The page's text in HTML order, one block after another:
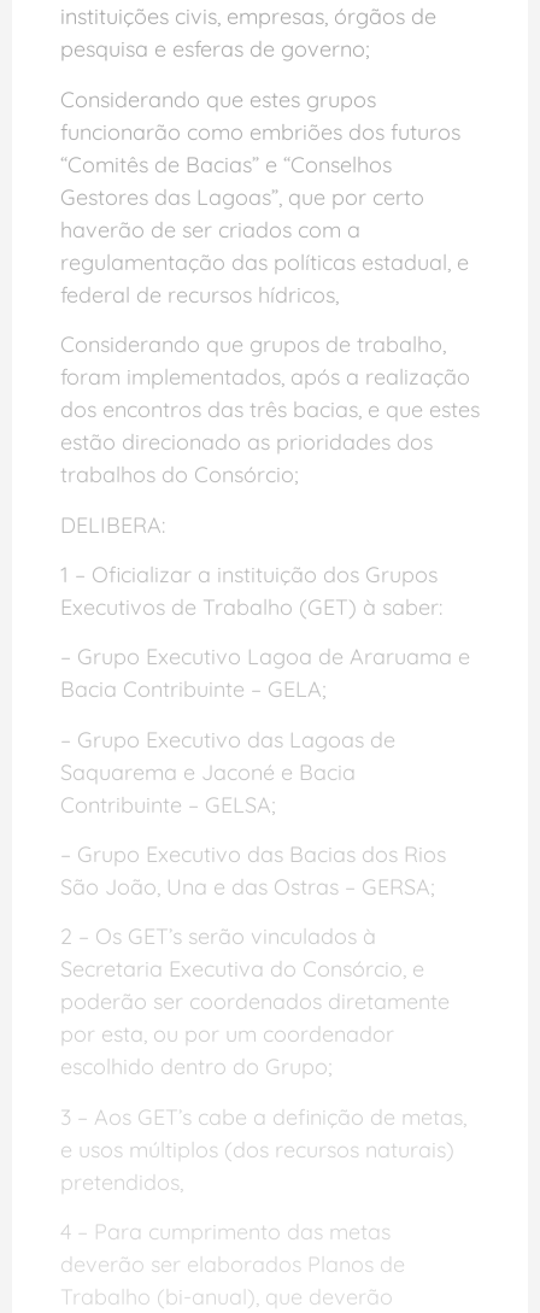
instituições civis, empresas, órgãos de
pesquisa e esferas de governo;
Considerando que estes grupos
funcionarão como embriões dos futuros
“Comitês de Bacias” e “Conselhos
Gestores das Lagoas”, que por certo
haverão de ser criados com a
regulamentação das políticas estadual, e
federal de recursos hídricos,
Considerando que grupos de trabalho,
foram implementados, após a realização
dos encontros das três bacias, e que estes
estão direcionado as prioridades dos
trabalhos do Consórcio;
DELIBERA:
1 – Oficializar a instituição dos Grupos
Executivos de Trabalho (GET) à saber:
– Grupo Executivo Lagoa de Araruama e
Bacia Contribuinte – GELA;
– Grupo Executivo das Lagoas de
Saquarema e Jaconé e Bacia
Contribuinte – GELSA;
– Grupo Executivo das Bacias dos Rios
São João, Una e das Ostras – GERSA;
2 – Os GET’s serão vinculados à
Secretaria Executiva do Consórcio, e
poderão ser coordenados diretamente
por esta, ou por um coordenador
escolhido dentro do Grupo;
3 – Aos GET’s cabe a definição de metas,
e usos múltiplos (dos recursos naturais)
pretendidos,
4 – Para cumprimento das metas
deverão ser elaborados Planos de
Trabalho (bi-anual), que deverão